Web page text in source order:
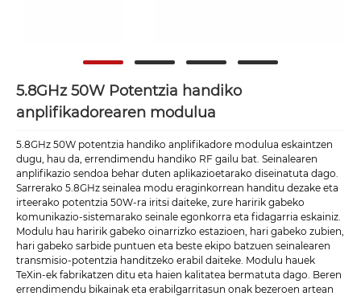
5.8GHz 50W Potentzia handiko
anplifikadorearen modulua
5.8GHz 50W potentzia handiko anplifikadore modulua eskaintzen
dugu, hau da, errendimendu handiko RF gailu bat. Seinalearen
anplifikazio sendoa behar duten aplikazioetarako diseinatuta dago.
Sarrerako 5.8GHz seinalea modu eraginkorrean handitu dezake eta
irteerako potentzia 50W-ra iritsi daiteke, zure haririk gabeko
komunikazio-sistemarako seinale egonkorra eta fidagarria eskainiz.
Modulu hau haririk gabeko oinarrizko estazioen, hari gabeko zubien,
hari gabeko sarbide puntuen eta beste ekipo batzuen seinalearen
transmisio-potentzia handitzeko erabil daiteke. Modulu hauek
TeXin-ek fabrikatzen ditu eta haien kalitatea bermatuta dago. Beren
errendimendu bikainak eta erabilgarritasun onak bezeroen artean